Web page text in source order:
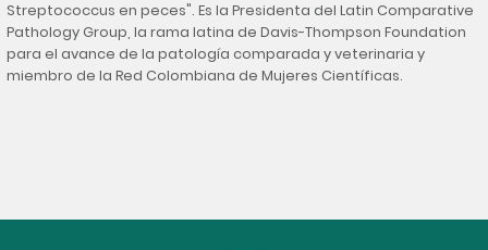
Streptococcus en peces". Es la Presidenta del Latin Comparative
Pathology Group, la rama latina de Davis-Thompson Foundation
para el avance de la patología comparada y veterinaria y
miembro de la Red Colombiana de Mujeres Científicas.